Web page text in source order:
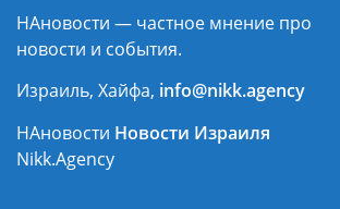
НАновости — частное мнение про
новости и события.
Израиль, Хайфа, info@nikk.agency
НАновости Новости Израиля
Nikk.Agency